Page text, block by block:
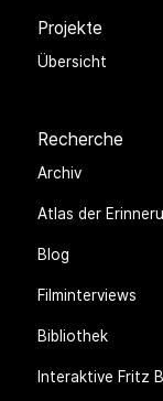
Projekte
Übersicht
Recherche
Archiv
Atlas der
Blog
Filminterviews
Bibliothek
Interaktive Fritz